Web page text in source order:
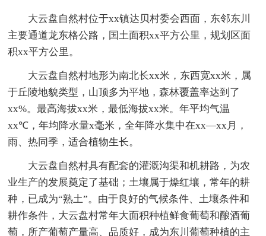
大云盘自然村位于xx镇达贝村委会西面，东邻东川
主要通道龙东格公路，国土面积xx平方公里，规划区面
积xx平方公里。
大云盘自然村地形为南北长xx米，东西宽xx米，属
于丘陵地貌类型，山顶多为平地，森林覆盖率达到了
xx%。最高海拔xx米，最低海拔xx米。年平均气温
xx℃，年均降水量x毫米，全年降水集中在xx—xx月，
雨、热同季，适合植物生长。
大云盘自然村具有配套的灌溉沟渠和机耕路，为农
业生产的发展奠定了基础；土壤属于燥红壤，常年的耕
种，已成为“熟土”。由于良好的气候条件、土壤条件和
耕作条件，大云盘村常年大面积种植鲜食葡萄和酿酒葡
萄，所产葡萄产量高、品质好，成为东川葡萄种植的主